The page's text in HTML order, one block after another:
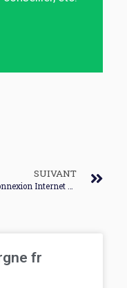
SUIVANT
fr